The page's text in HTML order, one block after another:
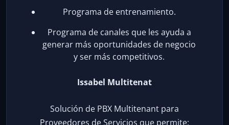
Programa de entrenamiento.
Programa de canales que les ayuda a
generar más oportunidades de negocio
y ser más competitivos.
Issabel Multitenat
Solución de PBX Multitenant para
Proveedores de Servicios que permite: